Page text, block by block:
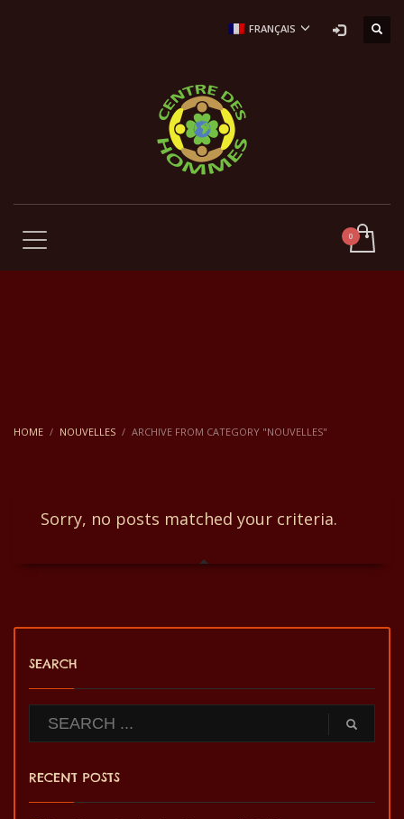
FRANÇAIS
HOME NOUVELLES ARCHIVE FROM CATEGORY "NOUVELLES"
Sorry, no posts matched your criteria.
SEARCH
RECENT POSTS